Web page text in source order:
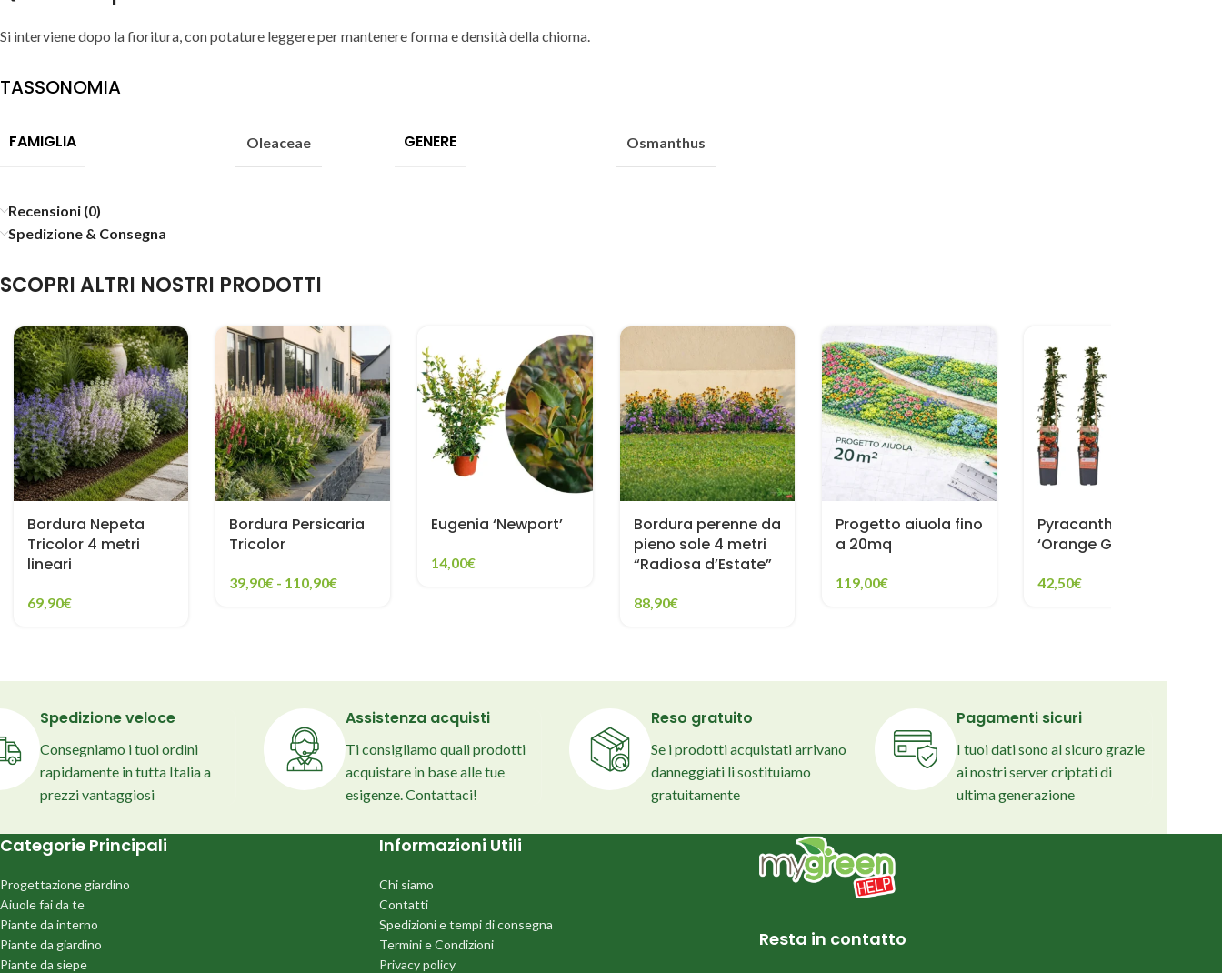
Si interviene dopo la fioritura, con potature leggere per mantenere forma e densità della chioma.
TASSONOMIA
FAMIGLIA Oleaceae GENERE Osmanthus
Recensioni (0)
Spedizione & Consegna
SCOPRI ALTRI NOSTRI PRODOTTI
Bordura Nepeta
Tricolor 4 metri
lineari
69,90€
Bordura Persicaria
Tricolor
39,90€ - 110,90€
Eugenia ‘Newport’
14,00€
Bordura perenne da
pieno sole 4 metri
“Radiosa d’Estate”
88,90€
Progetto aiuola fino
a 20mq
119,00€
Pyracantha
‘Orange Glow’
42,50€
Spedizione veloce
Consegniamo i tuoi ordini
rapidamente in tutta Italia a
prezzi vantaggiosi
Assistenza acquisti
Ti consigliamo quali prodotti
acquistare in base alle tue
esigenze. Contattaci!
Reso gratuito
Se i prodotti acquistati arrivano
danneggiati li sostituiamo
gratuitamente
Pagamenti sicuri
I tuoi dati sono al sicuro grazie
ai nostri server criptati di
ultima generazione
Categorie Principali
Progettazione giardino
Aiuole fai da te
Piante da interno
Piante da giardino
Piante da siepe
Informazioni Utili
Chi siamo
Contatti
Spedizioni e tempi di consegna
Termini e Condizioni
Privacy policy
Resta in contatto